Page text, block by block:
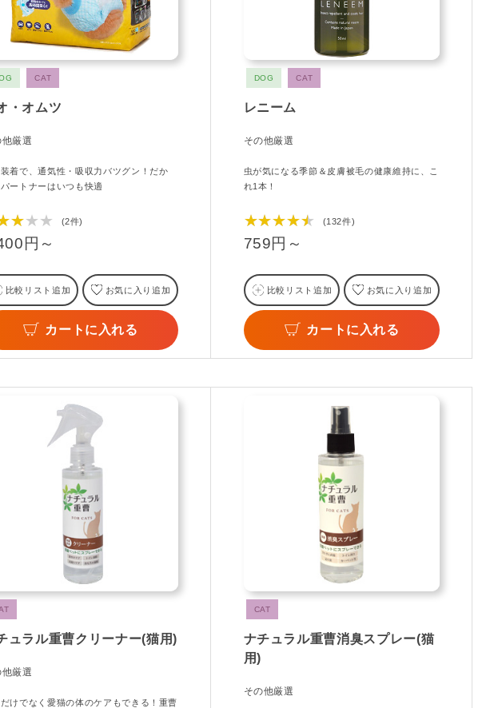
CAT
・オムツ
他厳選
着で、通気性・吸収力バツグン！だか
パートナーはいつも快適
(2件)
円～
比較リスト追加 お気に入り追加
カートに入れる
DOG CAT
レニーム
その他厳選
虫が気になる季節＆皮膚被毛の健康維持に、こ
れ1本！
★★★★★ (132件)
759円～
比較リスト追加 お気に入り追加
カートに入れる
ュラル重曹クリーナー(猫用)
他厳選
けでなく愛猫の体のケアもできる！重曹
CAT
ナチュラル重曹消臭スプレー(猫
用)
その他厳選